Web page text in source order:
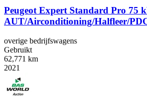
Peugeot Expert Standard Pro 75
AUT/Airconditioning/Halfleer/
overige bedrijfswagens
Gebruikt
62,771 km
2021